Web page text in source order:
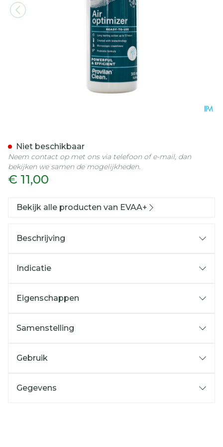
€ 11,00
Niet beschikbaar
Neem contact op met ons via telefoon of e-mail, dan
bekijken we samen de mogelijkheden.
Bekijk alle producten van EVAA+
Beschrijving
Indicatie
Eigenschappen
Samenstelling
Gebruik
Gegevens